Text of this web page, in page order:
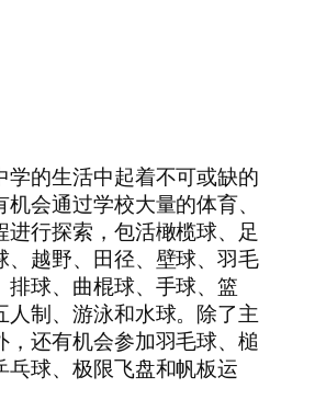
学的生活中起着不可或缺的
会通过学校大量的体育、
进行探索，包活橄榄球、足
、越野、田径、壁球、羽毛
排球、曲棍球、手球、篮
人制、游泳和水球。除了主
，还有机会参加羽毛球、槌
乓球、极限飞盘和帆板运